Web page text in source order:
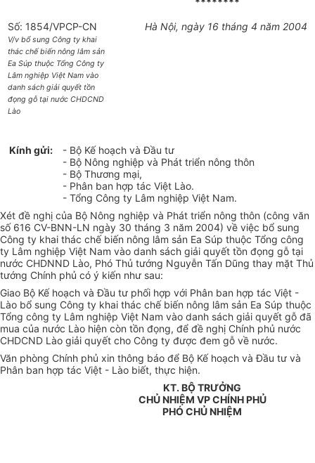
Số: 1854/VPCP-CN
V/v bổ sung Công ty khai
thác chế biến nông lâm sản
Ea Súp thuộc Tổng Công ty
Lâm nghiệp Việt Nam vào
danh sách giải quyết tồn
đọng gỗ tại nước CHDCND
Lào
Hà Nội, ngày 16 tháng 4 năm 2004
Kính gửi:
- Bộ Kế hoạch và Đầu tư
- Bộ Nông nghiệp và Phát triển nông thôn
- Bộ Thương mại,
- Phân ban hợp tác Việt Lào.
- Tổng Công ty Lâm nghiệp Việt Nam.
Xét đề nghị của Bộ Nông nghiệp và Phát triển nông thôn (công văn
số 616 CV-BNN-LN ngày 30 tháng 3 năm 2004) về việc bổ sung
Công ty khai thác chế biến nông lâm sản Ea Súp thuộc Tổng công
ty Lâm nghiệp Việt Nam vào danh sách giải quyết tồn đọng gỗ tại
nước CHDNND Lào, Phó Thủ tướng Nguyễn Tấn Dũng thay mặt Thủ
tướng Chính phủ có ý kiến như sau:
Giao Bộ Kế hoạch và Đầu tư phối hợp với Phân ban hợp tác Việt -
Lào bổ sung Công ty khai thác chế biến nông lâm sản Ea Súp thuộc
Tổng công ty Lâm nghiệp Việt Nam vào danh sách giải quyết gỗ đã
mua của nước Lào hiện còn tồn đọng, để đề nghị Chính phủ nước
CHDCND Lào giải quyết cho Công ty được đem gỗ về nước.
Văn phòng Chính phủ xin thông báo để Bộ Kế hoạch và Đầu tư và
Phân ban hợp tác Việt - Lào biết, thực hiện.
KT. BỘ TRƯỞNG
CHỦ NHIỆM VP CHÍNH PHỦ
PHÓ CHỦ NHIỆM